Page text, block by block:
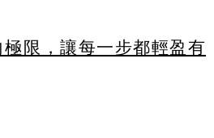
限，讓每一步都輕盈有